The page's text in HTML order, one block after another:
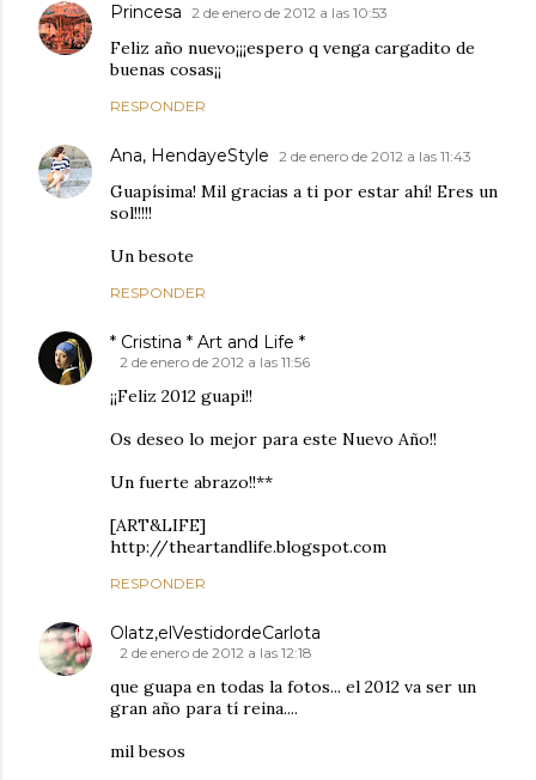
Princesa 2 de enero de 2012 a las 10:53
Feliz año nuevo¡¡¡espero q venga cargadito de
buenas cosas¡¡
RESPONDER
Ana, HendayeStyle 2 de enero de 2012 a las 11:43
Guapísima! Mil gracias a ti por estar ahí! Eres un
sol!!!!!
Un besote
RESPONDER
* Cristina * Art and Life *
2 de enero de 2012 a las 11:56
¡¡Feliz 2012 guapi!!
Os deseo lo mejor para este Nuevo Año!!
Un fuerte abrazo!!**
[ART&LIFE]
http://theartandlife.blogspot.com
RESPONDER
Olatz,elVestidordeCarlota
2 de enero de 2012 a las 12:18
que guapa en todas la fotos... el 2012 va ser un
gran año para tí reina....
mil besos